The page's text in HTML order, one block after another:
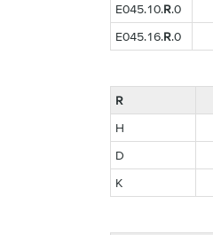
E045.10.R.0
E045.16.R.0
R
H
D
K